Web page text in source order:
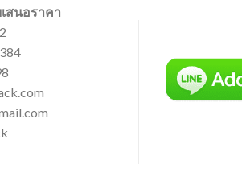
สนอราคา